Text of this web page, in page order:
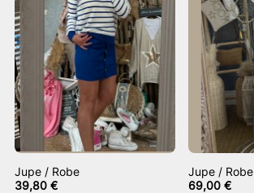
Jupe / Robe
39,80 €
Jupe / Robe
69,00€